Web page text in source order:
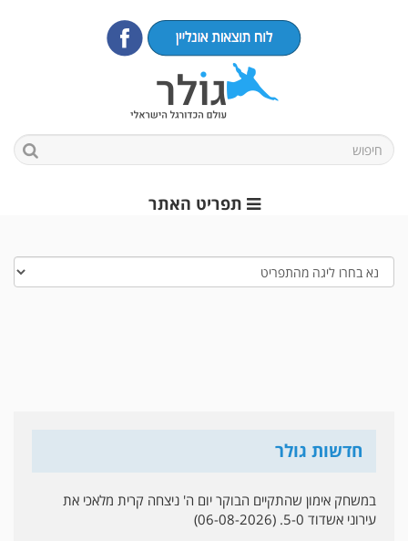
תפריט האתר
חדשות גולר
במשחק אימון שהתקיים הבוקר יום ה' ניצחה קרית מלאכי את
עירוני אשדוד 5-0. (06-08-2026)